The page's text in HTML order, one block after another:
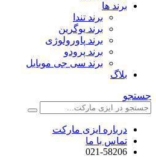
برند ها
برند تندا
برند یوگرین
برند پاورولوژی
برند پرودو
برند سی جی موبایل
بلاگ
جستجو
درباره ایزی مارکت
تماس با ما
021-58206